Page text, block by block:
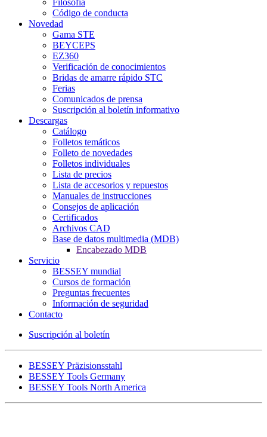
Filosofía
Código de conducta
Novedad
Gama STE
BEYCEPS
EZ360
Verificación de conocimientos
Bridas de amarre rápido STC
Ferias
Comunicados de prensa
Suscripción al boletín informativo
Descargas
Catálogo
Folletos temáticos
Folleto de novedades
Folletos individuales
Lista de precios
Lista de accesorios y repuestos
Manuales de instrucciones
Consejos de aplicación
Certificados
Archivos CAD
Base de datos multimedia (MDB)
Encabezado MDB
Servicio
BESSEY mundial
Cursos de formación
Preguntas frecuentes
Información de seguridad
Contacto
Suscripción al boletín
BESSEY Präzisionsstahl
BESSEY Tools Germany
BESSEY Tools North America